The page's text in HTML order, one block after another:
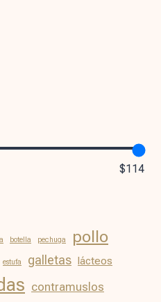
$114
botella pechuga pollo
estufa galletas lácteos
contramuslos